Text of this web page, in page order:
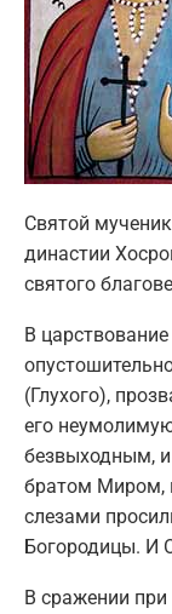
Святой
династии
святого
В
(Глухого),
его
безвыходным, и
братом Миром,
слезами
Богородицы. И
В сражении